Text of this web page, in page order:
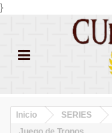
}
Inicio SERIES